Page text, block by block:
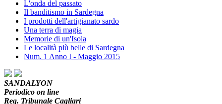
L'onda del passato
Il banditismo in Sardegna
I prodotti dell'artigianato sardo
Una terra di magia
Memorie di un'Isola
Le località più belle di Sardegna
Num. 1 Anno I - Maggio 2015
SANDALYON
Periodico on line
Reg. Tribunale Cagliari